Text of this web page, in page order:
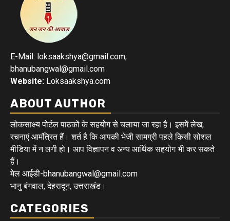
E-Mail: loksaakshya@gmail.com,
bhanubangwal@gmail.com
Website: Loksaakshya.com
ABOUT AUTHOR
लोकसाक्ष्य पोर्टल पाठकों के सहयोग से चलाया जा रहा है। इसमें लेख,
रचनाएं आमंत्रित हैं। शर्त है कि आपकी भेजी सामग्री पहले किसी सोशल
मीडिया में न लगी हो। आप विज्ञापन व अन्य आर्थिक सहयोग भी कर सकते
हैं।
मेल आईडी-bhanubangwal@gmail.com
भानु बंगवाल, देहरादून, उत्तराखंड।
CATEGORIES